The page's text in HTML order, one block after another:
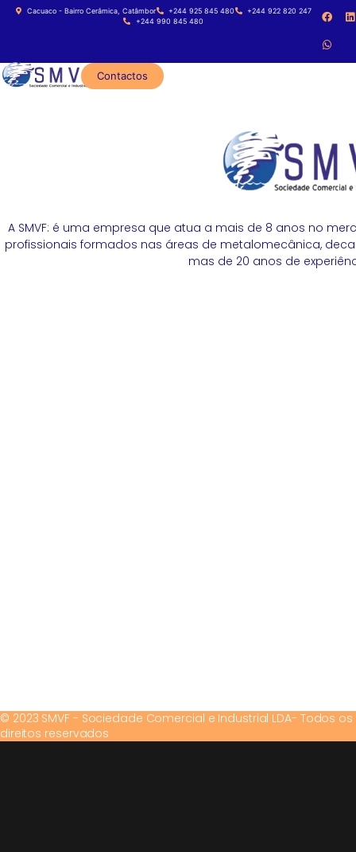
Cacuaco - Bairro Cerâmica, Catâmbor +244 925 845 480
+244 922 820 247
+244 990 845 480
Contactos
A SMVF: é uma empresa que atua a mais de 8 anos no
profissionais formados nas áreas de metalomecânica,
mas de 20 anos de
© 2023 SMVF - Sociedade Comercial e Industrial LDA- Todos os
direitos reservados